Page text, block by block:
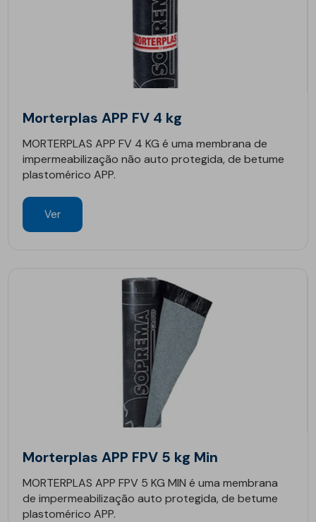
Morterplas APP FV 4 kg
MORTERPLAS APP FV 4 KG é uma membrana de
impermeabilização não auto protegida, de betume
plastomérico APP.
Ver
Morterplas APP FPV 5 kg Min
MORTERPLAS APP FPV 5 KG MIN é uma membrana
de impermeabilização auto protegida, de betume
plastomérico APP.